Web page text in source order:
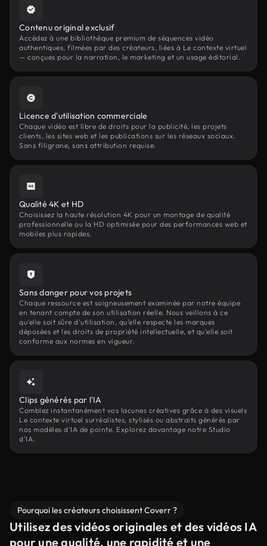
Contenu original exclusif
Accédez à une bibliothèque premium de séquences vidéo
authentiques, filmées par des créateurs, liées à Le contexte virtuel
— conçues pour la narration, le marketing et un usage éditorial.
Licence d'utilisation commerciale
Chaque vidéo est libre de droits pour la publicité, les projets
clients, les sites web et les publications sur les réseaux sociaux.
Sans filigrane, sans attribution requise.
Qualité 4K et HD
Choisissez la haute résolution 4K pour un montage de qualité
professionnelle ou la HD optimisée pour des performances web et
mobiles plus rapides.
Sans danger pour vos projets
Chaque ressource est soigneusement examinée par notre équipe
en tenant compte de son utilisation réelle. Nous veillons à ce
qu'elle soit sûre d'utilisation, qu'elle respecte les marques
déposées et les droits de propriété intellectuelle, et qu'elle soit
conforme aux normes en vigueur.
Clips générés par l'IA
Comblez instantanément vos lacunes créatives grâce à des visuels
Le contexte virtuel surréalistes, stylisés ou abstraits générés par
nos modèles d'IA de pointe. Explorez davantage notre Studio
d'IA.
Pourquoi les créateurs choisissent Coverr ?
Utilisez des vidéos originales et des vidéos IA
pour une qualité, une rapidité et une